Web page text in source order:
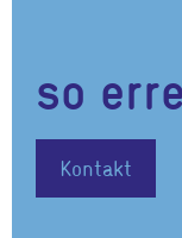
so
Kontakt